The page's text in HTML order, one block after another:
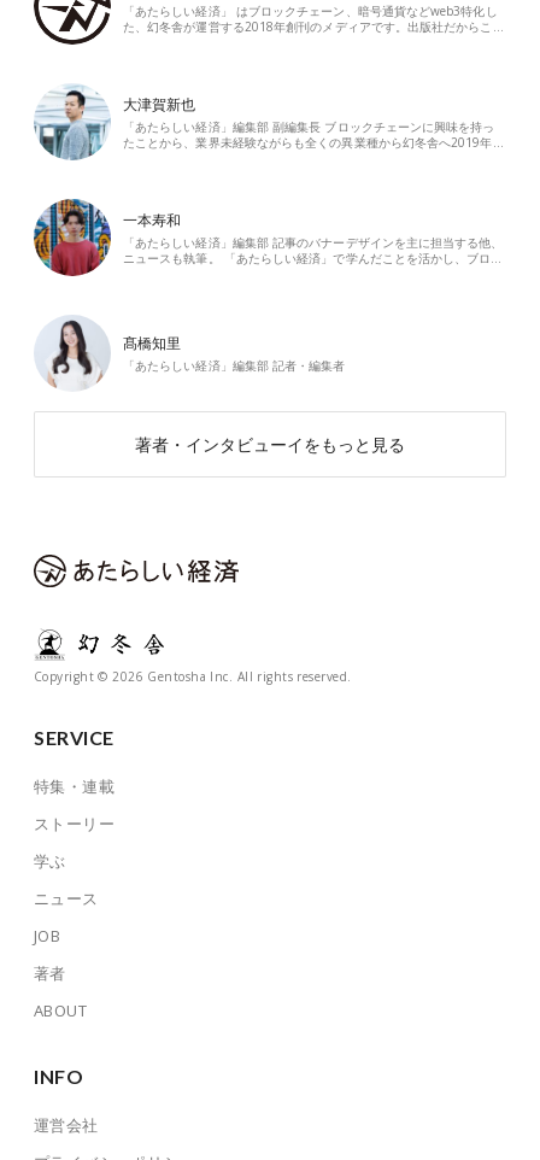
「あたらしい経済」 はブロックチェーン、暗号通貨などweb3特化し
た、幻冬舎が運営する2018年創刊のメディアです。出版社だからこ…
大津賀新也
「あたらしい経済」編集部 副編集長 ブロックチェーンに興味を持っ
たことから、業界未経験ながらも全くの異業種から幻冬舎へ2019年…
一本寿和
「あたらしい経済」編集部 記事のバナーデザインを主に担当する他、
ニュースも執筆。 「あたらしい経済」で学んだことを活かし、ブロ…
髙橋知里
「あたらしい経済」編集部 記者・編集者
著者・インタビューイをもっと見る
Copyright © 2026 Gentosha Inc. All rights reserved.
SERVICE
特集・連載
ストーリー
学ぶ
ニュース
JOB
著者
ABOUT
INFO
運営会社